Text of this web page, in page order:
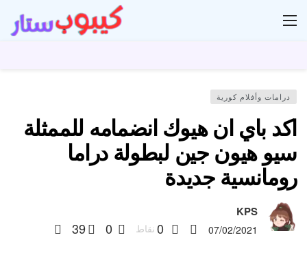
درامات وأفلام كورية
اكد باي ان هيوك انضمامه للممثلة
سيو هيون جين لبطولة دراما
رومانسية جديدة
KPS
07/02/2021
0 نقاط 0
39